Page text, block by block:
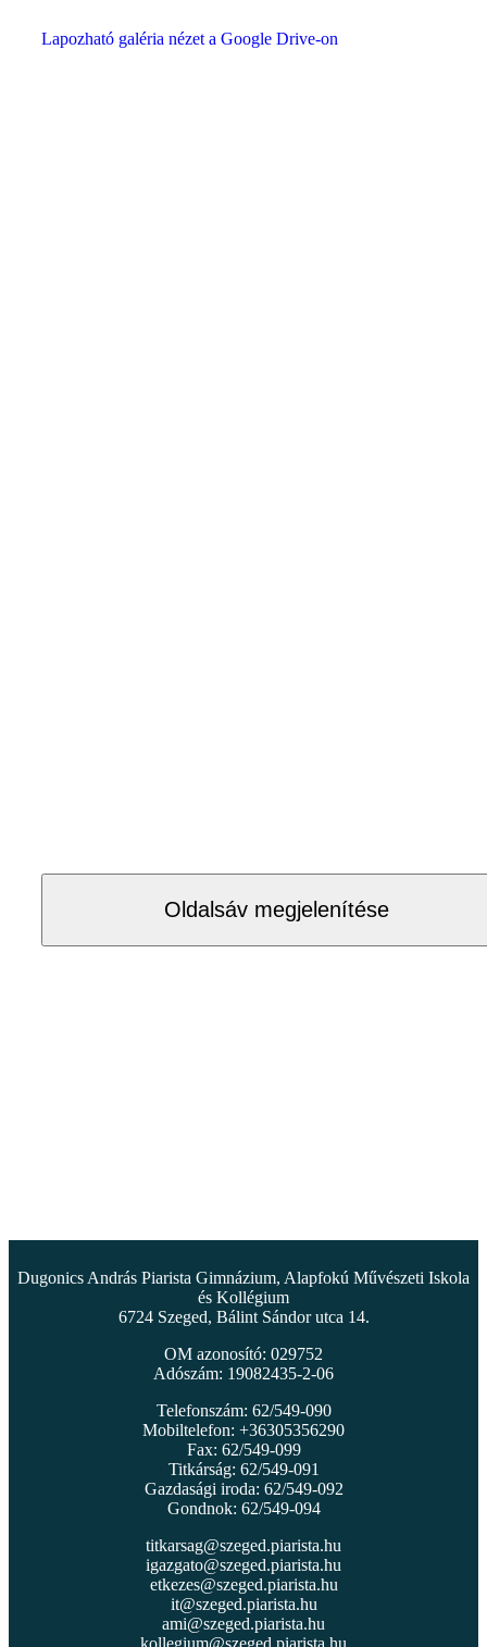
Lapozható galéria nézet a Google Drive-on
Oldalsáv megjelenítése
Dugonics András Piarista Gimnázium, Alapfokú Művészeti Iskola
és Kollégium
6724 Szeged, Bálint Sándor utca 14.
OM azonosító: 029752
Adószám: 19082435-2-06
Telefonszám: 62/549-090
Mobiltelefon: +36305356290
Fax: 62/549-099
Titkárság: 62/549-091
Gazdasági iroda: 62/549-092
Gondnok: 62/549-094
titkarsag@szeged.piarista.hu
igazgato@szeged.piarista.hu
etkezes@szeged.piarista.hu
it@szeged.piarista.hu
ami@szeged.piarista.hu
kollegium@szeged.piarista.hu